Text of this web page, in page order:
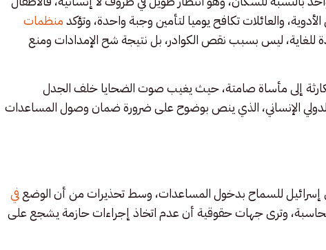
والعائلات تكافح يوميا لتأمين وجبة واحدة، وتؤكدمنظمات
للغاية، ليس بسبب نقص الكوادر، بل نتيجة شح الإمدادات ومنع
إلى مأساة صامتة، حيث يغيب صوت الضحايا خلف الجدل
الإنساني، الذي ينص بوضوح على ضرورة ضمان وصول المساعدات
إسرائيل للسماح بدخول المساعدات، وسط تحذيرات من أن الوضعفي
وترى جهات حقوقية أن عدم اتخاذ إجراءات حازمة يشجع على